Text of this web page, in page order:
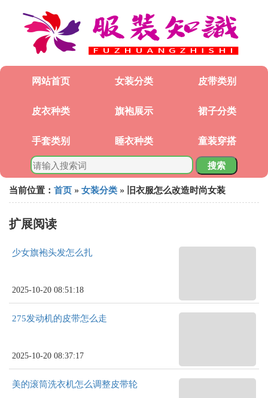
网站首页 女装分类 皮带类别
皮衣种类 旗袍展示 裙子分类
手套类别 睡衣种类 童装穿搭
搜索
当前位置： 首页 » 女装分类 » 旧衣服怎么改造时尚女装
扩展阅读
少女旗袍头发怎么扎
2025-10-20 08:51:18
275发动机的皮带怎么走
2025-10-20 08:37:17
美的滚筒洗衣机怎么调整皮带轮